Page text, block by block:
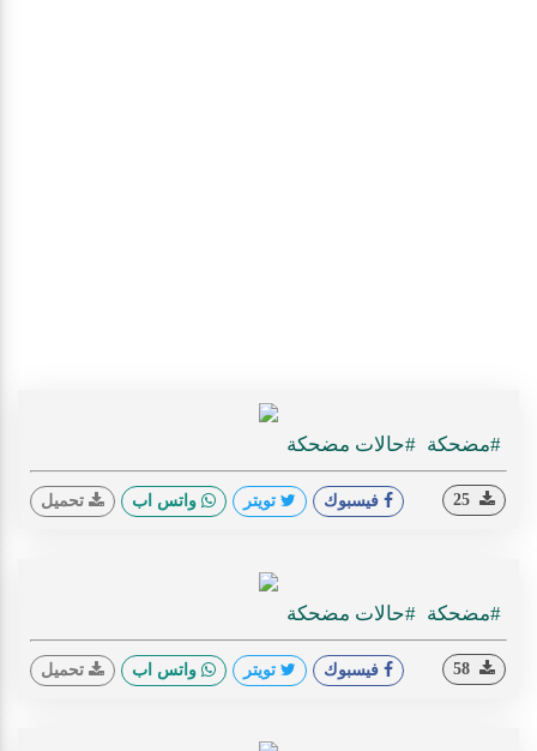
#مضحكة #حالات مضحكة
فيسبوك تويتر واتس اب تحميل
#مضحكة #حالات مضحكة
فيسبوك تويتر واتس اب تحميل